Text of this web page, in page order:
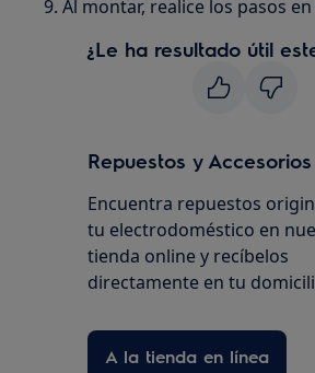
9. Al montar, realice los pasos
¿Le ha resultado útil
Repuestos y Accesorios
Encuentra repuestos
tu electrodoméstico en
tienda online y recíbelos
directamente en tu
A la tienda en línea